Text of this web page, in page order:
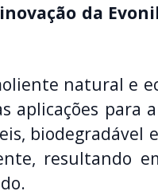
da
natural e
aplicações para
biodegradável
resultando